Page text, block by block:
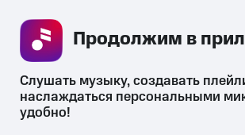
СКАЧАТЬ
Слушать музыку, создавать
наслаждаться персональными
удобно!